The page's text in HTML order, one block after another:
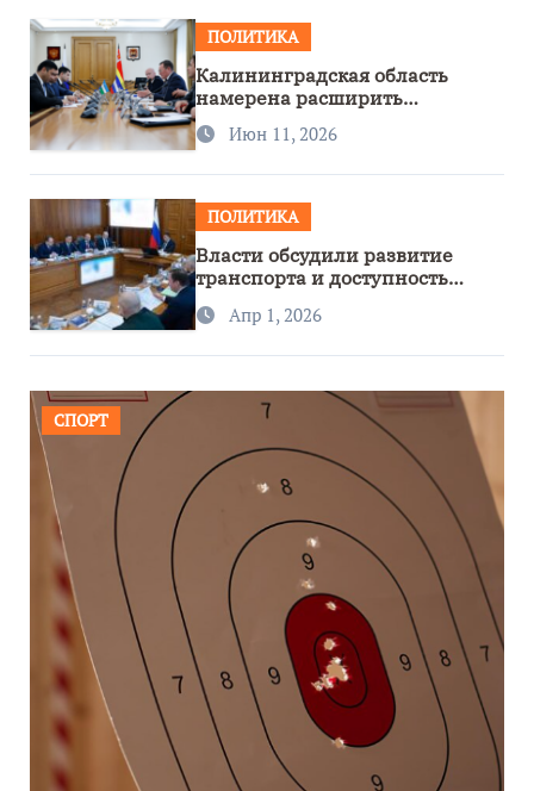
ПОЛИТИКА
Калининградская область
намерена расширить
сотрудничество с Узбекистаном
Июн 11, 2026
ПОЛИТИКА
Власти обсудили развитие
транспорта и доступность
региона
Апр 1, 2026
СПОРТ